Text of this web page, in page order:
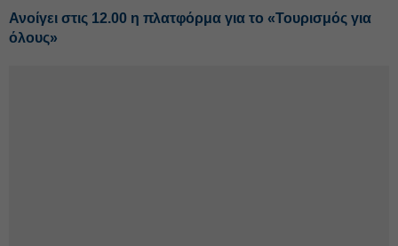
Ανοίγει στις 12.00 η πλατφόρμα για το «Τουρισμός για
όλους»